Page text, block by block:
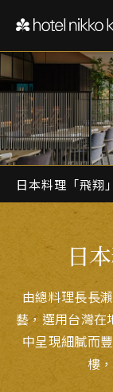
日本料理「飛翔
日
由總料理長長
藝，選用台灣在
中呈現細膩而
樓